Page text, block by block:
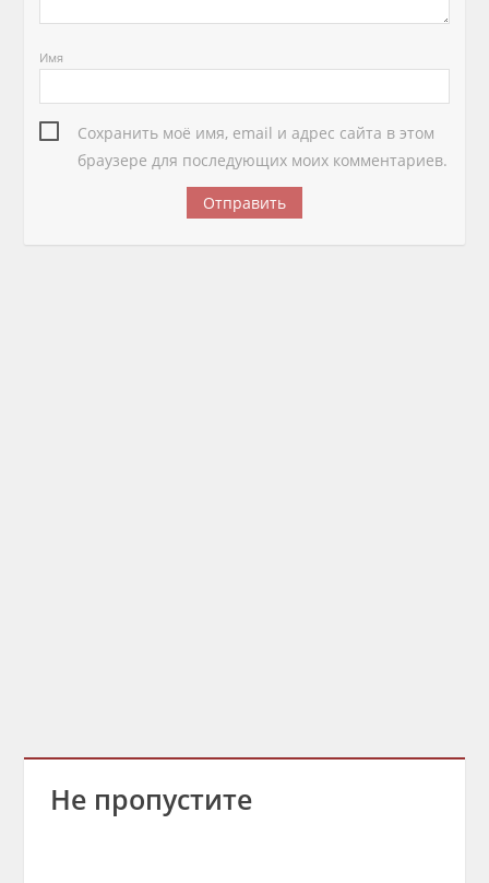
Имя
Сохранить моё имя, email и адрес сайта в этом
браузере для последующих моих комментариев.
Не пропустите